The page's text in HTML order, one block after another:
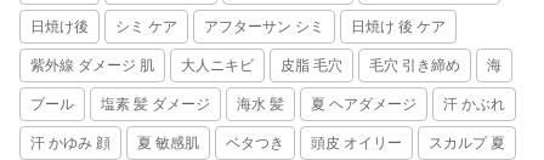
日焼け後 シミ ケア アフターサン シミ 日焼け 後 ケア
紫外線 ダメージ 肌 大人ニキビ 皮脂 毛穴 毛穴 引き締め 海
プール 塩素 髪 ダメージ 海水 髪 夏 ヘアダメージ 汗 かぶれ
汗 かゆみ 顔 夏 敏感肌 ベタつき 頭皮 オイリー スカルプ 夏